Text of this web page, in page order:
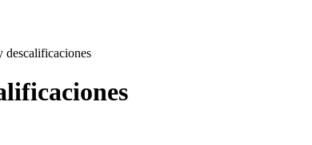
descalificaciones